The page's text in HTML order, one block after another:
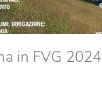
in FVG 2024